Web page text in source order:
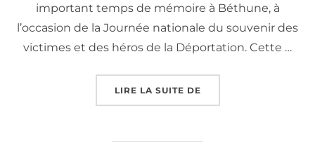
important temps de mémoire à Béthune, à
l’occasion de la Journée nationale du souvenir des
victimes et des héros de la Déportation. Cette …
LIRE LA SUITE DE« JOURNÉE